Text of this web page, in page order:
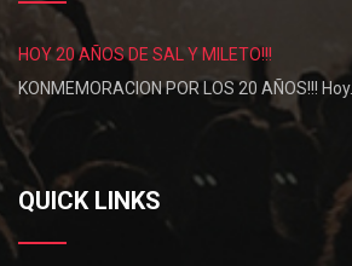
HOY 20 AÑOS DE SAL Y MILETO!!!
KONMEMORACION POR LOS 20 AÑOS!!! Hoy…
QUICK LINKS